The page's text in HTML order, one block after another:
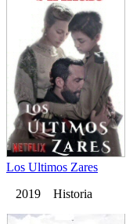
Los Ultimos Zares
2019 Historia